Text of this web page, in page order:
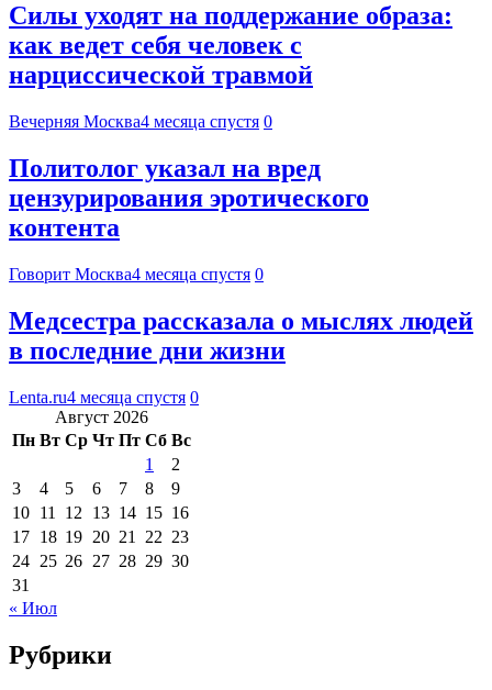
Силы уходят на поддержание образа:
как ведет себя человек с
нарциссической травмой
Вечерняя Москва4 месяца спустя 0
Политолог указал на вред
цензурирования эротического
контента
Говорит Москва4 месяца спустя 0
Медсестра рассказала о мыслях людей
в последние дни жизни
Lenta.ru4 месяца спустя 0
Август 2026
Пн Вт Ср Чт Пт Сб Вс
1
2
3
4 5 6 7 8
9
10 11 12 13 14 15 16
17 18 19 20 21 22 23
24 25 26 27 28 29 30
31
« Июл
Рубрики